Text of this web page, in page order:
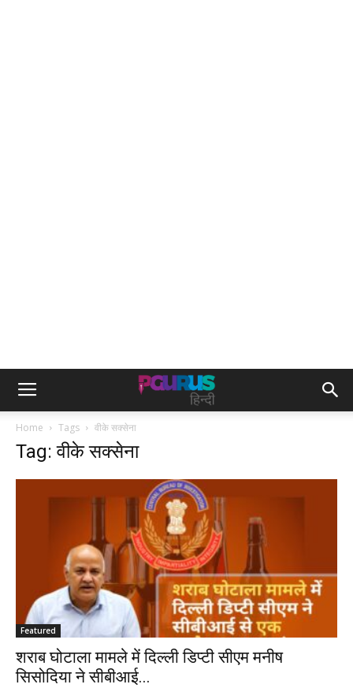
Home Tags वीके सक्सेना
Tag: वीके सक्सेना
Featured
शराब घोटाला मामले में दिल्ली डिप्टी सीएम मनीष
सिसोदिया ने सीबीआई...